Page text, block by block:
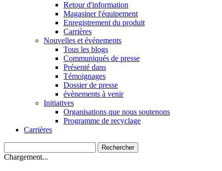
Retour d'information
Magasiner l'équipement
Enregistrement du produit
Carrières
Nouvelles et événements
Tous les blogs
Communiqués de presse
Présenté dans
Témoignages
Dossier de presse
évènements à venir
Initiatives
Organisations que nous soutenons
Programme de recyclage
Carrières
Chargement...